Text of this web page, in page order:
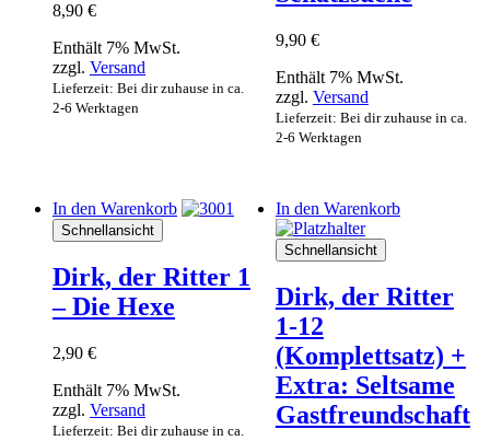
8,90 €
Enthält 7% MwSt.
zzgl. Versand
Lieferzeit: Bei dir zuhause in ca.
2-6 Werktagen
9,90 €
Enthält 7% MwSt.
zzgl. Versand
Lieferzeit: Bei dir zuhause in ca.
2-6 Werktagen
In den Warenkorb
Schnellansicht
Dirk, der Ritter 1
– Die Hexe
2,90 €
Enthält 7% MwSt.
zzgl. Versand
Lieferzeit: Bei dir zuhause in ca.
In den Warenkorb
Schnellansicht
Dirk, der Ritter
1-12
(Komplettsatz) +
Extra: Seltsame
Gastfreundschaft